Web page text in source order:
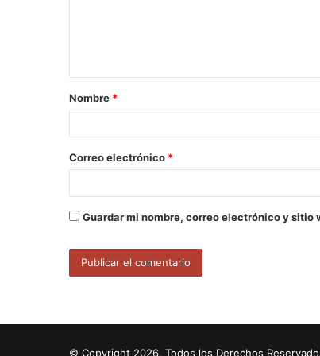
a
r
*
Nombre *
Correo electrónico *
Guardar mi nombre, correo electrónico y sitio
© Copyright 2026, Todos los Derechos